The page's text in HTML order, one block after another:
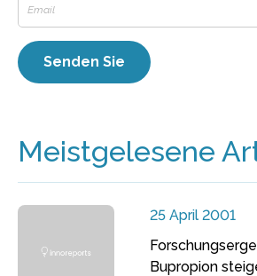
Meistgelesene
25 April 2001
Bupropion